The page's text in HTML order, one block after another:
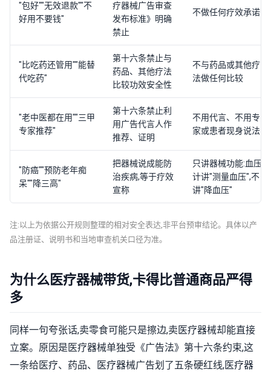
"包好""无效退款""不
好用不要钱"
疗器械广告审查
发布标准》明确
禁止
不做任何疗效承诺
"比吃药还管用""能替
代吃药"
第十六条禁止与
药品、其他疗法
比较功效安全性
不与药品或其他疗
法做任何比较
"老中医都在用""三甲
专家推荐"
第十六条禁止利
用广告代言人作
推荐、证明
不用代言、不用专
家或患者现身说法
"防癌""预防老年痴
呆""降三高"
把器械说成能防
治疾病,等于疗效
宣称
只讲器械功能:血压
计讲"测量血压",不
讲"降血压"
注:以上为依据公开规则整理的相对安全表达,非平台预审结论。具体以产
品注册证、说明书和当地审查机关口径为准。
为什么医疗器械带货,卡得比普通商品严得
多
同样一句夸张话,卖零食可能只是擦边,卖医疗器械却能直接
立案。原因是医疗器械单独受《广告法》第十六条约束,这
一条给医疗、药品、医疗器械广告划了五条硬红线,医疗器